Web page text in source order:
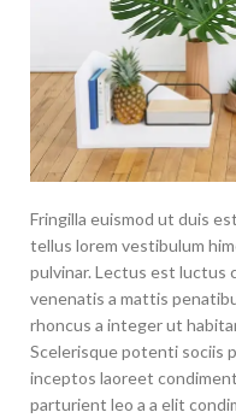
Fringilla euismod ut duis
tellus lorem vestibulum
pulvinar. Lectus est luctus
venenatis a mattis
rhoncus a integer ut
Scelerisque potenti sociis
inceptos laoreet
parturient leo a a elit